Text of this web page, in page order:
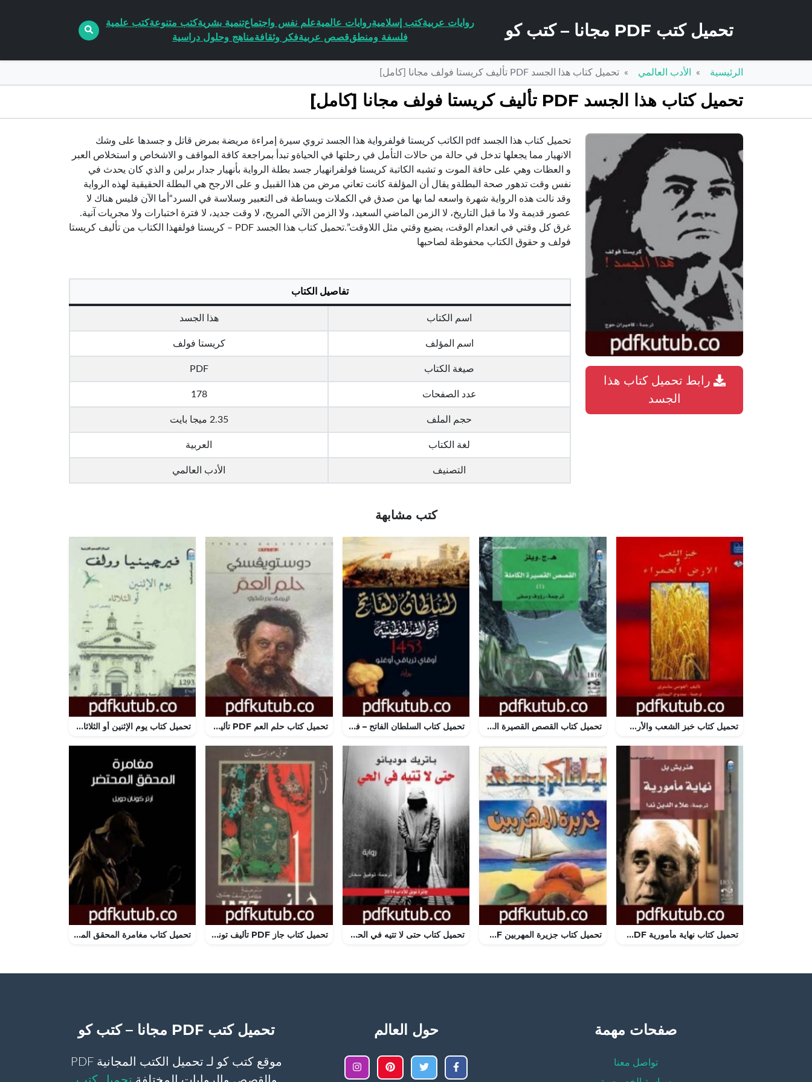
تحميل كتب PDF مجانا – كتب كو روايات عربيةكتب إسلاميةروايات عالميةعلم نفس واجتماعتنمية بشريةكتب متنوعةكتب علمية
فلسفة ومنطققصص عربيةفكر وثقافةمناهج وحلول دراسية
الرئيسية الأدب العالمي تحميل كتاب هذا الجسد PDF تأليف كريستا فولف مجانا [كامل]
تحميل كتاب هذا الجسد PDF تأليف كريستا فولف مجانا [كامل]
رابط تحميل كتاب هذا
الجسد
تحميل كتاب هذا الجسد pdf الكاتب كريستا فولفرواية هذا الجسد تروي سيرة إمراءة مريضة بمرض قاتل و جسدها على وشك
الانهيار مما يجعلها تدخل في حالة من حالات التأمل في رحلتها في الحياةو تبدأ بمراجعة كافة المواقف و الاشخاص و استخلاص العبر
و العظات وهي على حافة الموت و تشبه الكاتبة كريستا فولفرانهيار جسد بطلة الرواية بأنهيار جدار برلين و الذي كان يحدث في
نفس وقت تدهور صحة البطلةو يقال أن المؤلفة كانت تعاني مرض من هذا القبيل و على الارجح هي البطلة الحقيقية لهذه الرواية
وقد نالت هذه الرواية شهرة واسعه لما بها من صدق في الكملات وبساطة فى التعبير وسلاسة في السرد“أما الآن فليس هناك لا
عصور قديمة ولا ما قبل التاريخ، لا الزمن الماضي السعيد، ولا الزمن الآني المريح، لا وقت جديد، لا فترة اختبارات ولا مجريات آنية.
غرق كل وقتي في انعدام الوقت، يضيع وقتي مثل اللاوقت”.تحميل كتاب هذا الجسد PDF – كريستا فولفهذا الكتاب من تأليف كريستا
فولف و حقوق الكتاب محفوظة لصاحبها
تفاصيل الكتاب
اسم الكتاب هذا الجسد
اسم المؤلف كريستا فولف
صيغة الكتاب PDF
عدد الصفحات 178
حجم الملف 2.35 ميجا بايت
لغة الكتاب العربية
التصنيف الأدب العالمي
كتب مشابهة
تحميل كتاب خبز الشعب والأرض الحمراء PDF تأليف ألفونس ساستري مجانا [كامل] تحميل كتاب القصص القصيرة الكاملة 1 PDF تأليف هربرت جورج ويلز مجانا [كامل] تحميل كتاب السلطان الفاتح – فتح القسطنطينية 1453 PDF تأليف أوقاي ترياقي أوغلو مجانا [كامل] تحميل كتاب حلم العم PDF تأليف فيودور دوستويفسكي مجانا [كامل] تحميل كتاب يوم الإثنين أو الثلاثاء وقصص أخرى PDF تأليف فرجينيا وولف مجانا [كامل]
تحميل كتاب نهاية مأمورية PDF تأليف هاينريش بول مجانا [كامل] تحميل كتاب جزيرة المهربين PDF تأليف أغاثا كريستي مجانا [كامل] تحميل كتاب حتى لا تتيه في الحي PDF تأليف باتريك موديانو مجانا [كامل] تحميل كتاب جاز PDF تأليف توني موريسون مجانا [كامل] تحميل كتاب مغامرة المحقق المحتضر PDF تأليف آرثر كونان دويل مجانا [كامل]
صفحات مهمة
تواصل معنا
حول العالم تحميل كتب PDF مجانا – كتب كو
موقع كتب كو لـ تحميل الكتب المجانية PDF